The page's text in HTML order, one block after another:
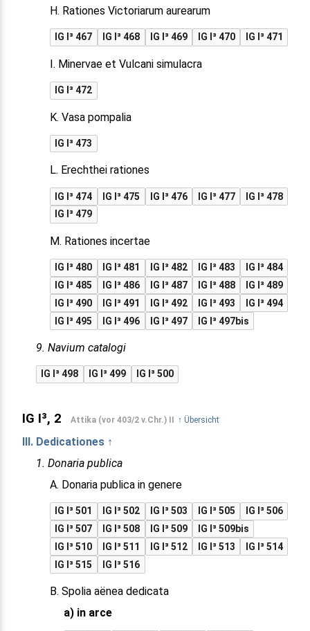
H. Rationes Victoriarum aurearum
IG I³ 467 IG I³ 468 IG I³ 469 IG I³ 470 IG I³ 471
I. Minervae et Vulcani simulacra
IG I³ 472
K. Vasa pompalia
IG I³ 473
L. Erechthei rationes
IG I³ 474 IG I³ 475 IG I³ 476 IG I³ 477
IG I³ 478
IG I³ 479
M. Rationes incertae
IG I³ 480 IG I³ 481 IG I³ 482 IG I³ 483
IG I³ 484
IG I³ 485
IG I³ 486 IG I³ 487 IG I³ 488
IG I³ 489
IG I³ 490
IG I³ 491 IG I³ 492 IG I³ 493
IG I³ 494
IG I³ 495
IG I³ 496 IG I³ 497 IG I³ 497bis
9. Navium catalogi
IG I³ 498 IG I³ 499 IG I³ 500
IG I³, 2 Attika (vor 403/2 v.Chr.) II ↑ Übersicht
III. Dedicationes ↑
1. Donaria publica
A. Donaria publica in genere
IG I³ 501 IG I³ 502 IG I³ 503 IG I³ 505
IG I³ 506
IG I³ 507
IG I³ 508 IG I³ 509
IG I³ 509bis
IG I³ 510
IG I³ 511 IG I³ 512 IG I³ 513
IG I³ 514
IG I³ 515
IG I³ 516
B. Spolia aënea dedicata
a) in arce